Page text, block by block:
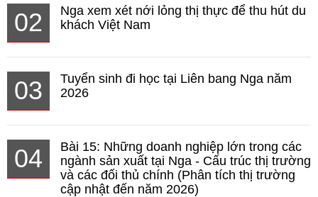
02
Nga xem xét nới lỏng thị thực để thu hút du
khách Việt Nam
03
Tuyển sinh đi học tại Liên bang Nga năm
2026
04
Bài 15: Những doanh nghiệp lớn trong các
ngành sản xuất tại Nga - Cấu trúc thị trường
và các đối thủ chính (Phân tích thị trường
cập nhật đến năm 2026)